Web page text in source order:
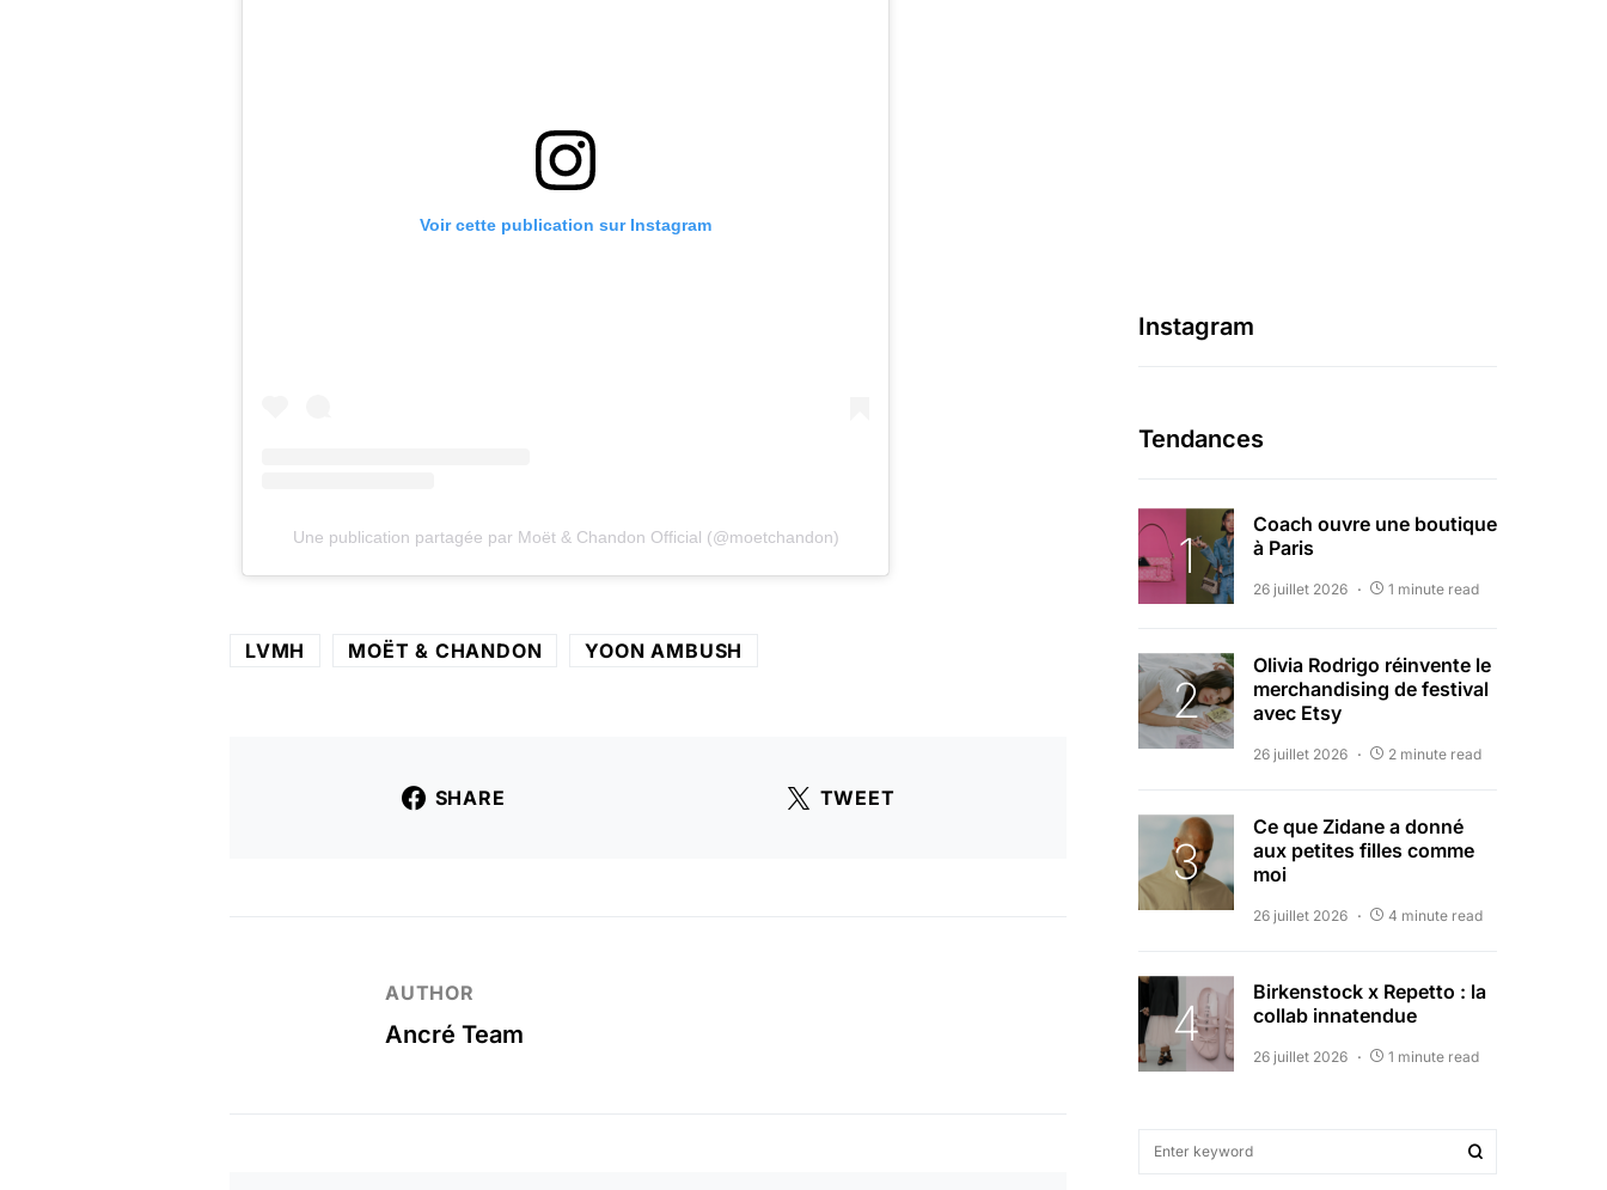
Voir cette publication sur Instagram
Une publication partagée par Moët & Chandon Official (@moetchandon)
LVMH MOËT & CHANDON YOON AMBUSH
SHARE TWEET
AUTHOR
Ancré Team
Instagram
Tendances
Coach ouvre une boutique
à Paris
26 juillet 2026 1 minute read
Olivia Rodrigo réinvente le
merchandising de festival
avec Etsy
26 juillet 2026 2 minute read
Ce que Zidane a donné
aux petites filles comme
moi
26 juillet 2026 4 minute read
Birkenstock x Repetto : la
collab innatendue
26 juillet 2026 1 minute read